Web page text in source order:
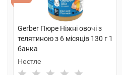
Gerber Пюре Ніжні овочі з
телятиною з 6 місяців 130 г 1
банка
Нестле